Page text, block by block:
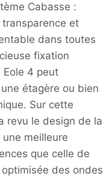
Cabasse :
et
dans toutes
fixation
Eole 4 peut
étagère ou bien
Sur cette
revu le design de la
meilleure
que celle de
optimisée des ondes